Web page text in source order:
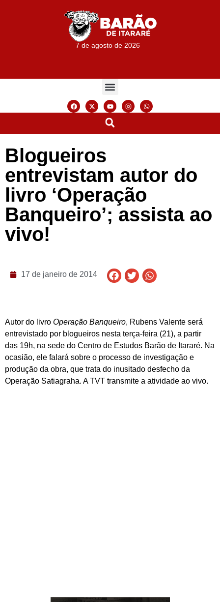
7 de agosto de 2026
Blogueiros
entrevistam autor do
livro ‘Operação
Banqueiro’; assista ao
vivo!
17 de janeiro de 2014
Autor do livro Operação Banqueiro, Rubens Valente será
entrevistado por blogueiros nesta terça-feira (21), a partir
das 19h, na sede do Centro de Estudos Barão de Itararé. Na
ocasião, ele falará sobre o processo de investigação e
produção da obra, que trata do inusitado desfecho da
Operação Satiagraha. A TVT transmite a atividade ao vivo.